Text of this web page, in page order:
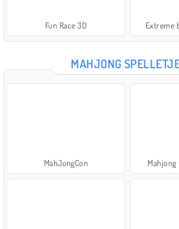
Fun Race 3D Extreme
MAHJONG
MahJongCon Mahjong